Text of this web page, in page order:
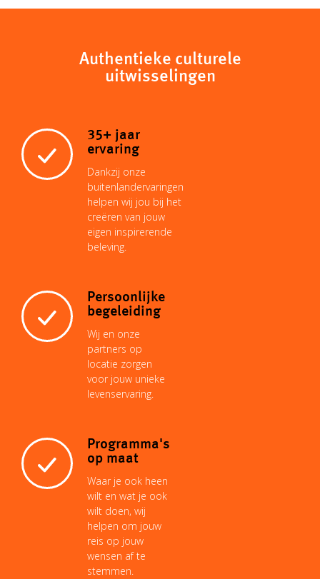
i
t
A
p
p
i e
Authentieke culturele
uitwisselingen
35+ jaar
ervaring
Dankzij onze
buitenlandervaringen
helpen wij jou bij het
creëren van jouw
eigen inspirerende
beleving.
Persoonlijke
begeleiding
Wij en onze
partners op
locatie zorgen
voor jouw unieke
levenservaring.
Programma's
op maat
Waar je ook heen
wilt en wat je ook
wilt doen, wij
helpen om jouw
reis op jouw
wensen af te
stemmen.